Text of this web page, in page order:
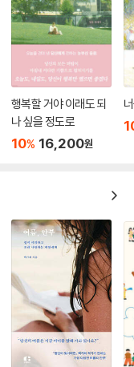
행복할 거야 이래도 되
나 싶을 정도로
10% 16,200원